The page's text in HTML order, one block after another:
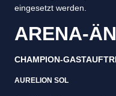
eingesetzt werden.
ARENA-
CHAMPION-
AURELION SOL